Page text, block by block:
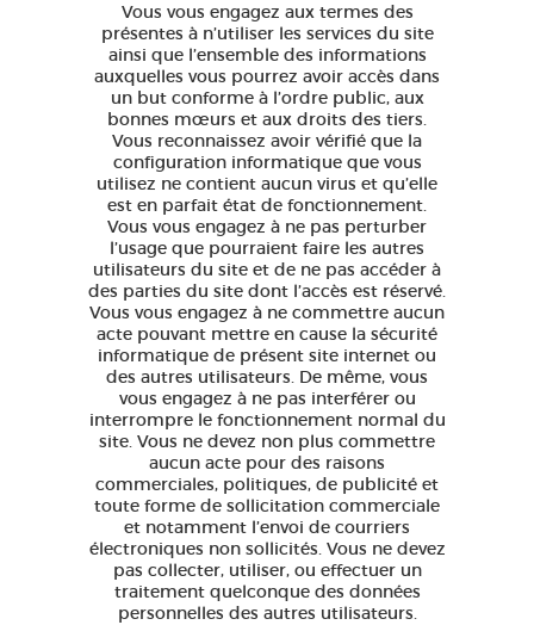
Vous vous engagez aux termes des
présentes à n’utiliser les services du site
ainsi que l’ensemble des informations
auxquelles vous pourrez avoir accès dans
un but conforme à l’ordre public, aux
bonnes mœurs et aux droits des tiers.
Vous reconnaissez avoir vérifié que la
configuration informatique que vous
utilisez ne contient aucun virus et qu’elle
est en parfait état de fonctionnement.
Vous vous engagez à ne pas perturber
l’usage que pourraient faire les autres
utilisateurs du site et de ne pas accéder à
des parties du site dont l’accès est réservé.
Vous vous engagez à ne commettre aucun
acte pouvant mettre en cause la sécurité
informatique de présent site internet ou
des autres utilisateurs. De même, vous
vous engagez à ne pas interférer ou
interrompre le fonctionnement normal du
site. Vous ne devez non plus commettre
aucun acte pour des raisons
commerciales, politiques, de publicité et
toute forme de sollicitation commerciale
et notamment l’envoi de courriers
électroniques non sollicités. Vous ne devez
pas collecter, utiliser, ou effectuer un
traitement quelconque des données
personnelles des autres utilisateurs.